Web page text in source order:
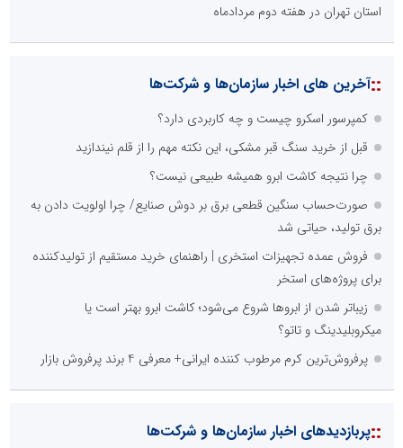
استان تهران در هفته دوم مردادماه
::آخرین های اخبار سازمان‌ها و شرکت‌ها
کمپرسور اسکرو چیست و چه کاربردی دارد؟
قبل از خرید سنگ قبر مشکی، این نکته مهم را از قلم نیندازید
چرا نتیجه کاشت ابرو همیشه طبیعی نیست؟
صورت‌حساب سنگین قطعی برق بر دوش صنایع/ چرا اولویت دادن به
برق تولید، حیاتی شد
فروش عمده تجهیزات استخری | راهنمای خرید مستقیم از تولیدکننده
برای پروژه‌های استخر
زیباتر شدن از ابروها شروع می‌شود؛ کاشت ابرو بهتر است یا
میکروبلیدینگ و تاتو؟
پرفروش‌ترین کرم مرطوب کننده ایرانی+ معرفی 4 برند پرفروش بازار
::پربازدیدهای اخبار سازمان‌ها و شرکت‌ها